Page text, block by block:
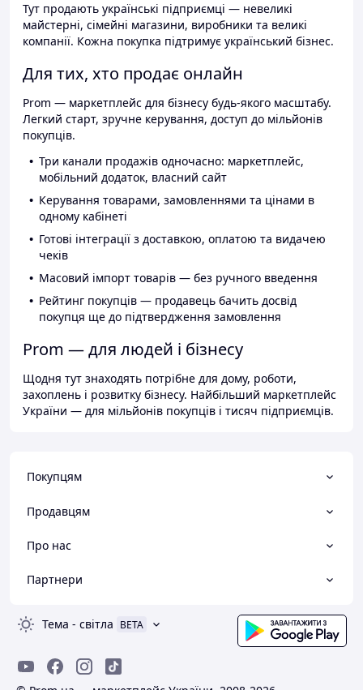
Тут продають українські підприємці — невеликі
майстерні, сімейні магазини, виробники та великі
компанії. Кожна покупка підтримує український бізнес.
Для тих, хто продає онлайн
Prom — маркетплейс для бізнесу будь-якого масштабу.
Легкий старт, зручне керування, доступ до мільйонів
покупців.
Три канали продажів одночасно: маркетплейс,
мобільний додаток, власний сайт
Керування товарами, замовленнями та цінами в
одному кабінеті
Готові інтеграції з доставкою, оплатою та видачею
чеків
Масовий імпорт товарів — без ручного введення
Рейтинг покупців — продавець бачить досвід
покупця ще до підтвердження замовлення
Prom — для людей і бізнесу
Щодня тут знаходять потрібне для дому, роботи,
захоплень і розвитку бізнесу. Найбільший маркетплейс
України — для мільйонів покупців і тисяч підприємців.
Покупцям
Продавцям
Про нас
Партнери
Тема - світла BETA